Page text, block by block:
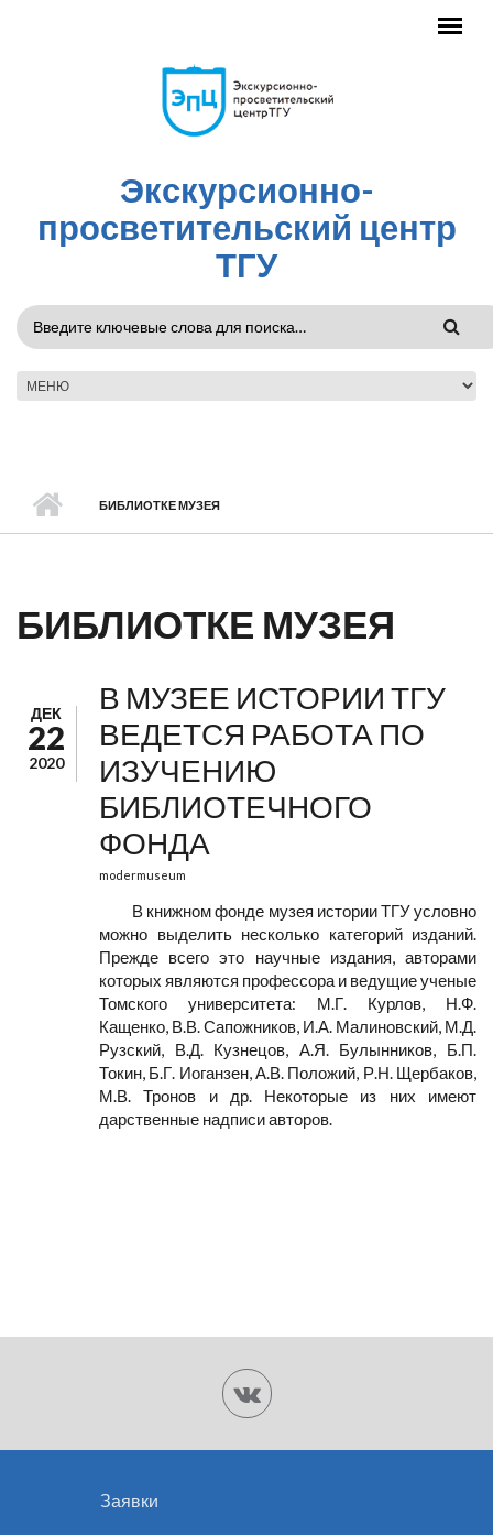
Экскурсионно-
просветительский центр
ТГУ
ФОРМА
ПОИСКА
БИБЛИОТКЕ МУЗЕЯ
БИБЛИОТКЕ МУЗЕЯ
ДЕК
22
2020
В МУЗЕЕ ИСТОРИИ ТГУ
ВЕДЕТСЯ РАБОТА ПО
ИЗУЧЕНИЮ
БИБЛИОТЕЧНОГО
ФОНДА
modermuseum
В книжном фонде музея истории ТГУ условно
можно выделить несколько категорий изданий.
Прежде всего это научные издания, авторами
которых являются профессора и ведущие ученые
Томского университета: М.Г. Курлов, Н.Ф.
Кащенко, В.В. Сапожников, И.А. Малиновский, М.Д.
Рузский, В.Д. Кузнецов, А.Я. Булынников, Б.П.
Токин, Б.Г. Иоганзен, А.В. Положий, Р.Н. Щербаков,
М.В. Тронов и др. Некоторые из них имеют
дарственные надписи авторов.
Заявки